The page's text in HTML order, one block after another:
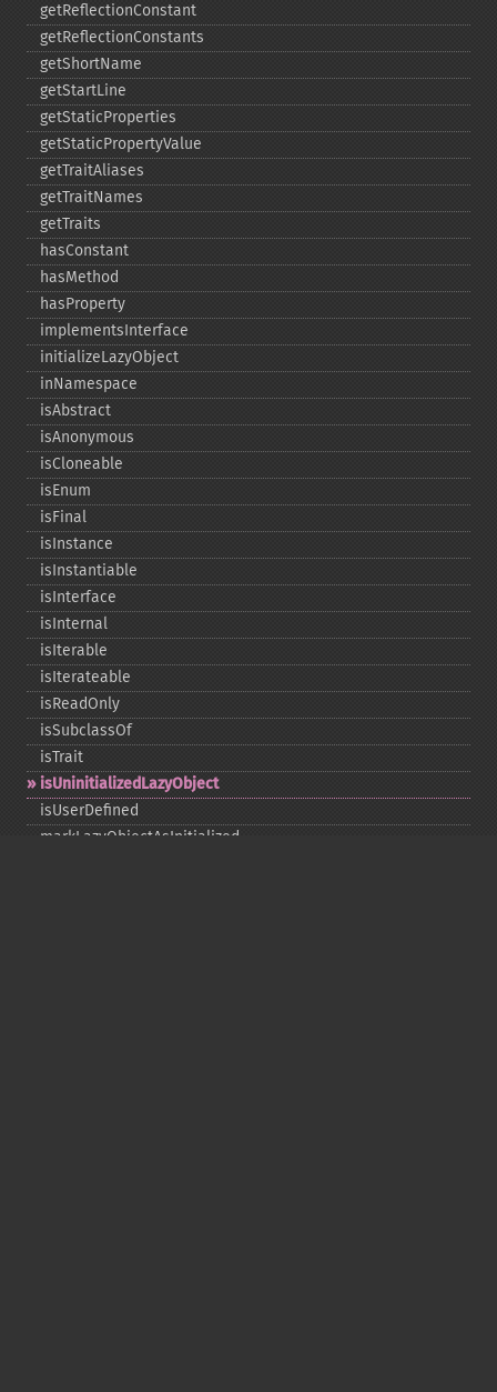
getReflectionConstant
getReflectionConstants
getShortName
getStartLine
getStaticProperties
getStaticPropertyValue
getTraitAliases
getTraitNames
getTraits
hasConstant
hasMethod
hasProperty
implementsInterface
initializeLazyObject
inNamespace
isAbstract
isAnonymous
isCloneable
isEnum
isFinal
isInstance
isInstantiable
isInterface
isInternal
isIterable
isIterateable
isReadOnly
isSubclassOf
isTrait
isUninitializedLazyObject
isUserDefined
markLazyObjectAsInitialized